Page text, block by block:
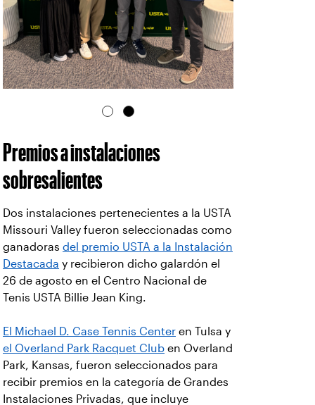
Premios a instalaciones
sobresalientes
Dos instalaciones pertenecientes a la USTA
Missouri Valley fueron seleccionadas como
del premio USTA a la Instalación
Tenis USTA Billie Jean King.
El Michael D. Case Tennis Center
el Overland Park Racquet Club
en Overland
Park, Kansas, fueron seleccionados para
recibir premios en la categoría de Grandes
Instalaciones Privadas, que incluye
complejos con 12 o más canchas de tenis.
El Michael D. Case Tennis Center es la sede
de Tulsa, mientras que el OPRC es una
instalación de primera categoría de la
USTA
.